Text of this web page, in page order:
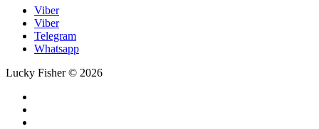
Viber
Viber
Telegram
Whatsapp
Lucky Fisher © 2026